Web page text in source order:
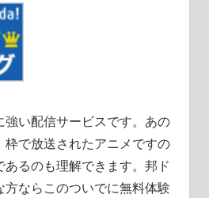
い配信サービスです。あの
で放送されたアニメですの
るのも理解できます。邦ド
方ならこのついでに無料体験